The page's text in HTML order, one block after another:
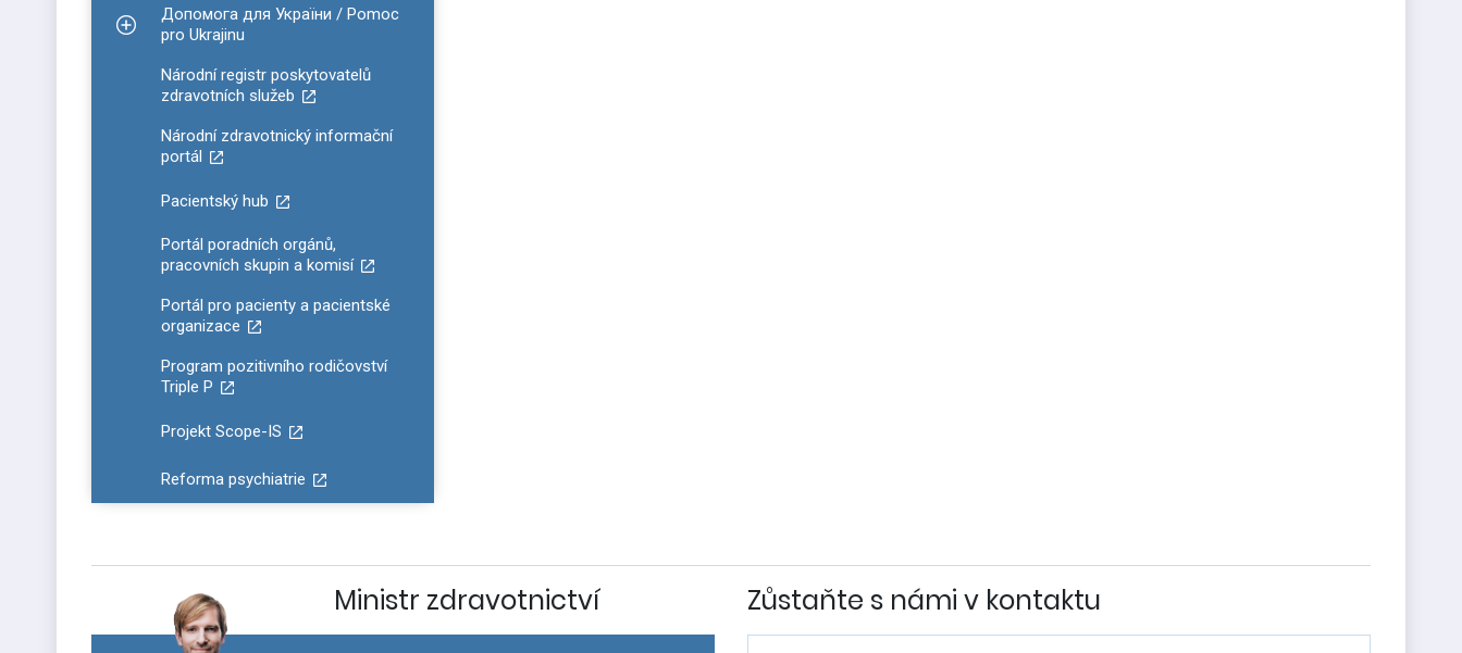
Zobrazit podmenu pro Допомога для України / Pomoc pro Ukrajinu
Допомога для України / Pomoc
pro Ukrajinu
Národní registr poskytovatelů
zdravotních služeb
Národní zdravotnický informační
portál
Pacientský hub
Portál poradních orgánů,
pracovních skupin a komisí
Portál pro pacienty a pacientské
organizace
Program pozitivního rodičovství
Triple P
Projekt Scope-IS
Reforma psychiatrie
Ministr zdravotnictví Zůstaňte s námi v kontaktu